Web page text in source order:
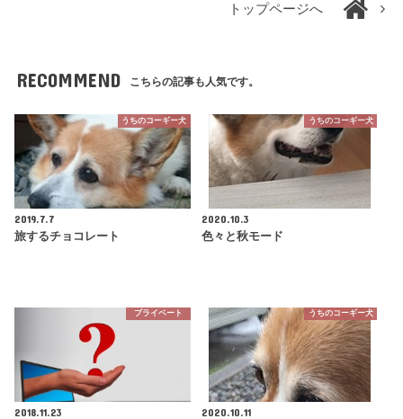
トップページへ
RECOMMEND こちらの記事も人気です。
うちのコーギー犬
2019.7.7
旅するチョコレート
うちのコーギー犬
2020.10.3
色々と秋モード
プライベート
2018.11.23
うちのコーギー犬
2020.10.11